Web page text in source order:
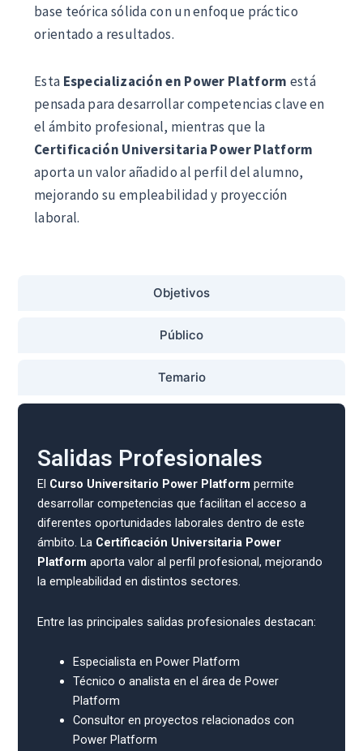
Objetivos
Público
Temario
base teórica sólida con un enfoque práctico
orientado a resultados.
Esta Especialización en Power Platform está
pensada para desarrollar competencias clave en
el ámbito profesional, mientras que la
Certificación Universitaria Power Platform
aporta un valor añadido al perfil del alumno,
mejorando su empleabilidad y proyección
laboral.
Salidas Profesionales
El Curso Universitario Power Platform permite
desarrollar competencias que facilitan el acceso a
diferentes oportunidades laborales dentro de este
ámbito. La Certificación Universitaria Power
Platform aporta valor al perfil profesional, mejorando
la empleabilidad en distintos sectores.
Entre las principales salidas profesionales destacan:
Especialista en Power Platform
Técnico o analista en el área de Power
Platform
Consultor en proyectos relacionados con
Power Platform